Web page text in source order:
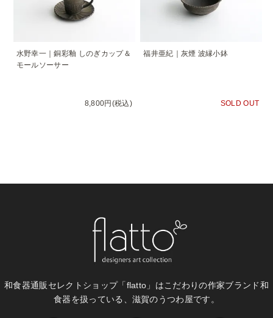
水野幸一｜銅彩釉 しのぎカップ＆
モールソーサー
8,800円(税込)
福井亜紀｜灰煙 波縁小鉢
SOLD OUT
和食器通販セレクトショップ「flatto」はこだわりの作家ブランド和
食器を扱っている、滋賀のうつわ屋です。